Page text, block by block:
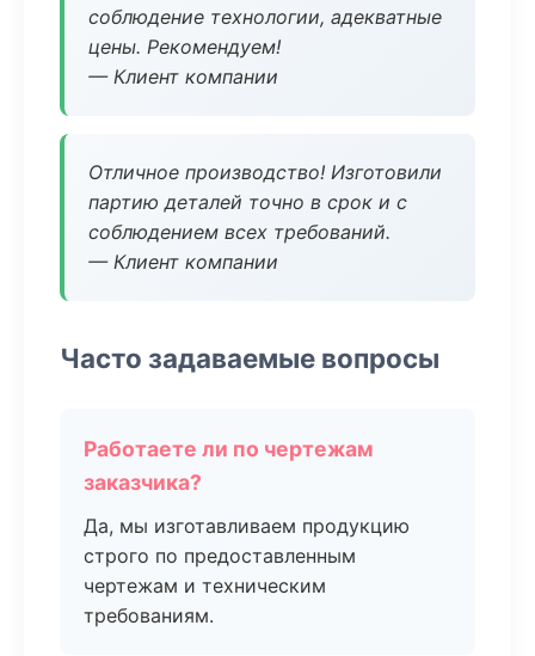
соблюдение технологии, адекватные
цены. Рекомендуем!
— Клиент компании
Отличное производство! Изготовили
партию деталей точно в срок и с
соблюдением всех требований.
— Клиент компании
Часто задаваемые вопросы
Работаете ли по чертежам
заказчика?
Да, мы изготавливаем продукцию
строго по предоставленным
чертежам и техническим
требованиям.